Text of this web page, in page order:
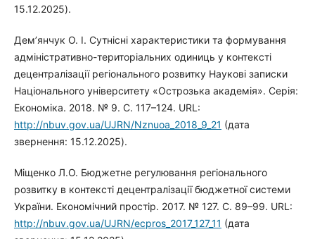
15.12.2025).
Дем’янчук О. І. Сутнісні характеристики та формування
адміністративно-територіальних одиниць у контексті
децентралізації регіонального розвитку Наукові записки
Національного університету «Острозька академія». Серія:
Економіка. 2018. № 9. С. 117–124. URL:
http://nbuv.gov.ua/UJRN/Nznuoa_2018_9_21 (дата
звернення: 15.12.2025).
Міщенко Л.О. Бюджетне регулювання регіонального
розвитку в контексті децентралізації бюджетної системи
України. Економічний простір. 2017. № 127. С. 89–99. URL:
http://nbuv.gov.ua/UJRN/ecpros_2017_127_11 (дата